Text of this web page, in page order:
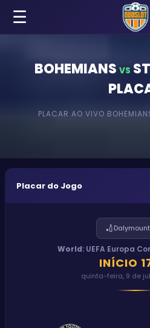
☰
BOHEMIANS VS
PLACAR AO VIVO
Placar do Jogo
🏏
World: UEFA Europa
INÍCIO
quinta-feira, 9 de